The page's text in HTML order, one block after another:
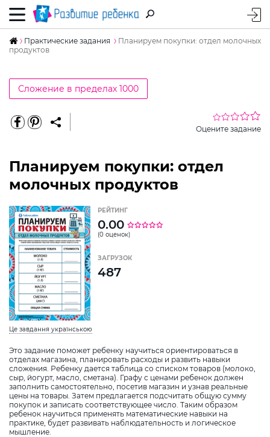
Практические задания
Планируем покупки: отдел молочных
продуктов
Сложение в пределах 1000
Оцените задание
Планируем покупки: отдел
молочных продуктов
Це завдання українською
Это задание поможет ребенку научиться ориентироваться в
отделах магазина, планировать расходы и развить навыки
сложения. Ребенку дается таблица со списком товаров (молоко,
сыр, йогурт, масло, сметана). Графу с ценами ребенок должен
заполнить самостоятельно, посетив магазин и узнав реальные
цены на товары. Затем предлагается подсчитать общую сумму
покупок и записать соответствующее число. Таким образом
ребенок научиться применять математические навыки на
практике, будет развивать наблюдательность и логическое
мышление.
РЕЙТИНГ
0.00
(0 оценок)
ЗАГРУЗОК
487